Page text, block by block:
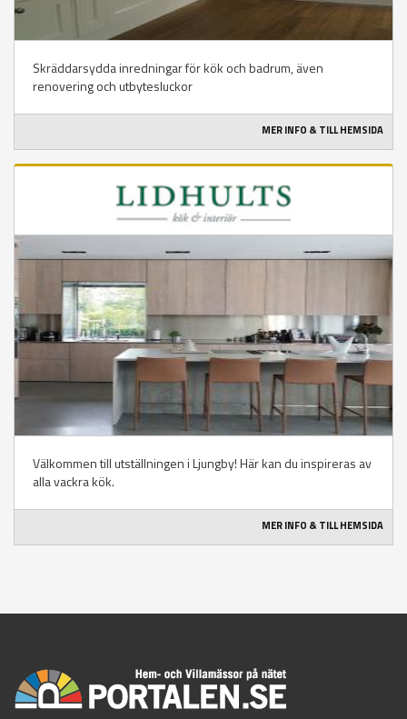
Skräddarsydda inredningar för kök och badrum, även
renovering och utbytesluckor
MER INFO & TILL HEMSIDA
Välkommen till utställningen i Ljungby! Här kan du inspireras av
alla vackra kök.
MER INFO & TILL HEMSIDA